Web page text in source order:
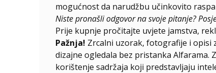
mogućnost da narudžbu učinkovito
Niste pronašli odgovor na svoje pitanje?
Prije kupnje pročitajte uvjete jamstva,
Pažnja! Zrcalni uzorak, fotografije i opisi
dizajne ogledala bez pristanka
korištenje sadržaja koji predstavljaju